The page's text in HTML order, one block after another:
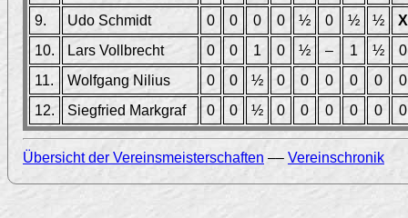
9.
Udo Schmidt 0 0 0 0 ½ 0 ½ ½
X
10.
Lars Vollbrecht 0 0 1 0 ½ – 1 ½
0
11.
Wolfgang Nilius 0 0 ½ 0 0 0 0 0
0
12.
Siegfried Markgraf 0 0 ½ 0 0 0 0 0 0
Übersicht der Vereinsmeisterschaften –– Vereinschronik